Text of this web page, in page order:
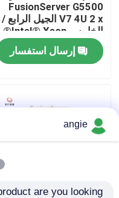
اتصل بنا
خادم تخزين الرف
FusionServer G5500
V7 4U 2 x الجيل الرابع /
الخامس Intel® Xeon®
المعالجات القابلة للتوسع
إرسال استفسار
angie
are you looking